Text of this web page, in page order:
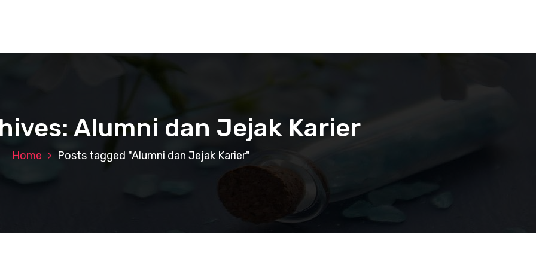
Alumni dan Jejak Karier
Home Posts tagged "Alumni dan Jejak Karier"